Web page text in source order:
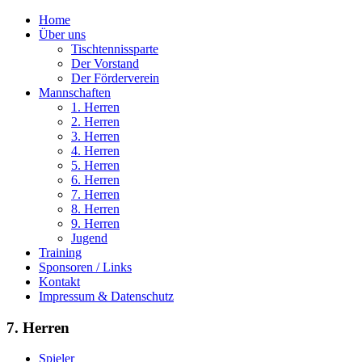
Home
Über uns
Tischtennissparte
Der Vorstand
Der Förderverein
Mannschaften
1. Herren
2. Herren
3. Herren
4. Herren
5. Herren
6. Herren
7. Herren
8. Herren
9. Herren
Jugend
Training
Sponsoren / Links
Kontakt
Impressum & Datenschutz
7. Herren
Spieler